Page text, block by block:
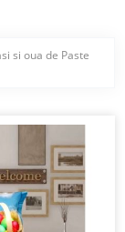
si oua de Paste